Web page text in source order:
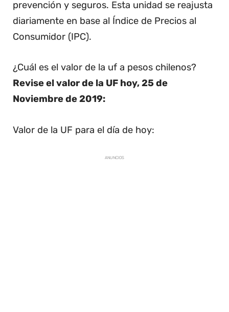
prevención y seguros. Esta unidad se reajusta
diariamente en base al Índice de Precios al
Consumidor (IPC).
¿Cuál es el valor de la uf a pesos chilenos?
Revise el valor de la UF hoy, 25 de
Noviembre de 2019:
Valor de la UF para el día de hoy:
ANUNCIOS